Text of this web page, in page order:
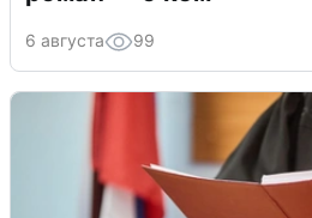
6 августа 99